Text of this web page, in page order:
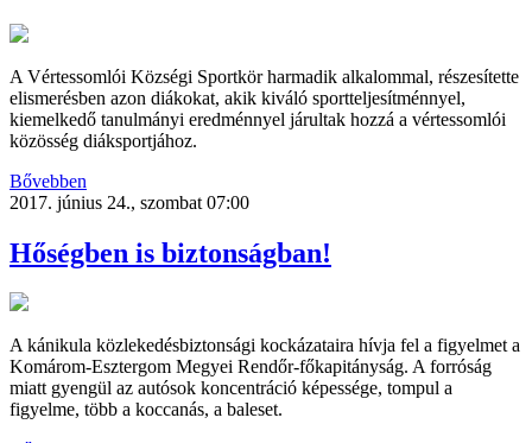
A Vértessomlói Községi Sportkör harmadik alkalommal, részesítette
elismerésben azon diákokat, akik kiváló sportteljesítménnyel,
kiemelkedő tanulmányi eredménnyel járultak hozzá a vértessomlói
közösség diáksportjához.
Bővebben
2017. június 24., szombat 07:00
Hőségben is biztonságban!
A kánikula közlekedésbiztonsági kockázataira hívja fel a figyelmet a
Komárom-Esztergom Megyei Rendőr-főkapitányság. A forróság
miatt gyengül az autósok koncentráció képessége, tompul a
figyelme, több a koccanás, a baleset.